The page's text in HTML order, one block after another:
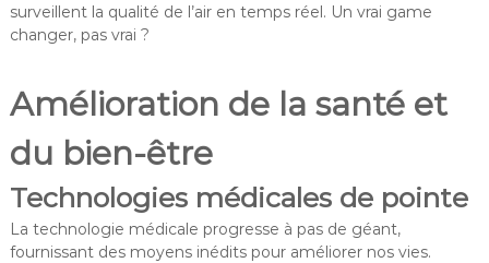
surveillent la qualité de l’air en temps réel. Un vrai game
changer, pas vrai ?
Amélioration de la santé et
du bien-être
Technologies médicales de pointe
La technologie médicale progresse à pas de géant,
fournissant des moyens inédits pour améliorer nos vies.